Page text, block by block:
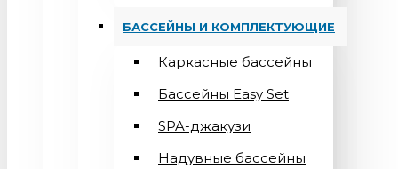
БАССЕЙНЫ И КОМПЛЕКТУЮЩИЕ
Каркасные бассейны
Бассейны Easy Set
SPA-джакузи
Надувные бассейны